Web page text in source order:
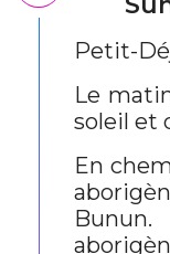
Petit-
Le
soleil et
En